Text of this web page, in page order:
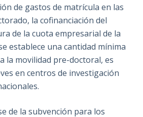
de gastos de matrícula en las
la cofinanciación del
de la cuota empresarial de la
establece una cantidad mínima
la movilidad pre-doctoral, es
en centros de investigación
de la subvención para los